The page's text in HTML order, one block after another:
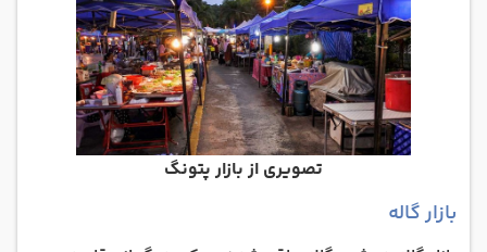
تصویری از بازار پتونگ
بازار گاله